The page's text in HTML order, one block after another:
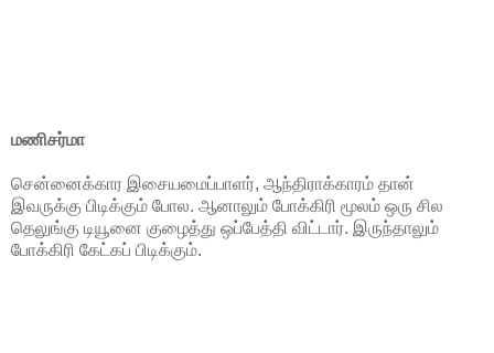
மணிசர்மா
சென்னைக்கார இசையமைப்பாளர், ஆந்திராக்காரம் தான்
இவருக்கு பிடிக்கும் போல. ஆனாலும் போக்கிரி மூலம் ஒரு சில
தெலுங்கு டியூனை குழைத்து ஒப்பேத்தி விட்டார். இருந்தாலும்
போக்கிரி கேட்கப் பிடிக்கும்.